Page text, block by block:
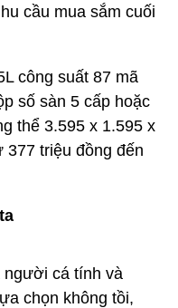
cầu mua sắm cuối
công suất 87 mã
số sàn 5 cấp hoặc
thể 3.595 x 1.595 x
377 triệu đồng đến
người cá tính và
chọn không tồi,